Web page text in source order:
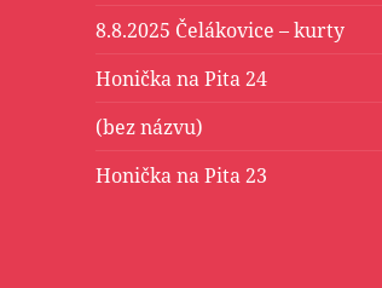
8.8.2025 Čelákovice – kurty
Honička na Pita 24
(bez názvu)
Honička na Pita 23